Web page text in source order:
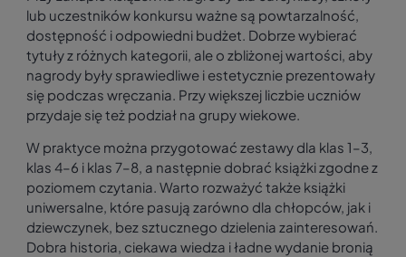
lub uczestników konkursu ważne są powtarzalność,
dostępność i odpowiedni budżet. Dobrze wybierać
tytuły z różnych kategorii, ale o zbliżonej wartości, aby
nagrody były sprawiedliwe i estetycznie prezentowały
się podczas wręczania. Przy większej liczbie uczniów
przydaje się też podział na grupy wiekowe.
W praktyce można przygotować zestawy dla klas 1–3,
klas 4–6 i klas 7–8, a następnie dobrać książki zgodne z
poziomem czytania. Warto rozważyć także książki
uniwersalne, które pasują zarówno dla chłopców, jak i
dziewczynek, bez sztucznego dzielenia zainteresowań.
Dobra historia, ciekawa wiedza i ładne wydanie bronią